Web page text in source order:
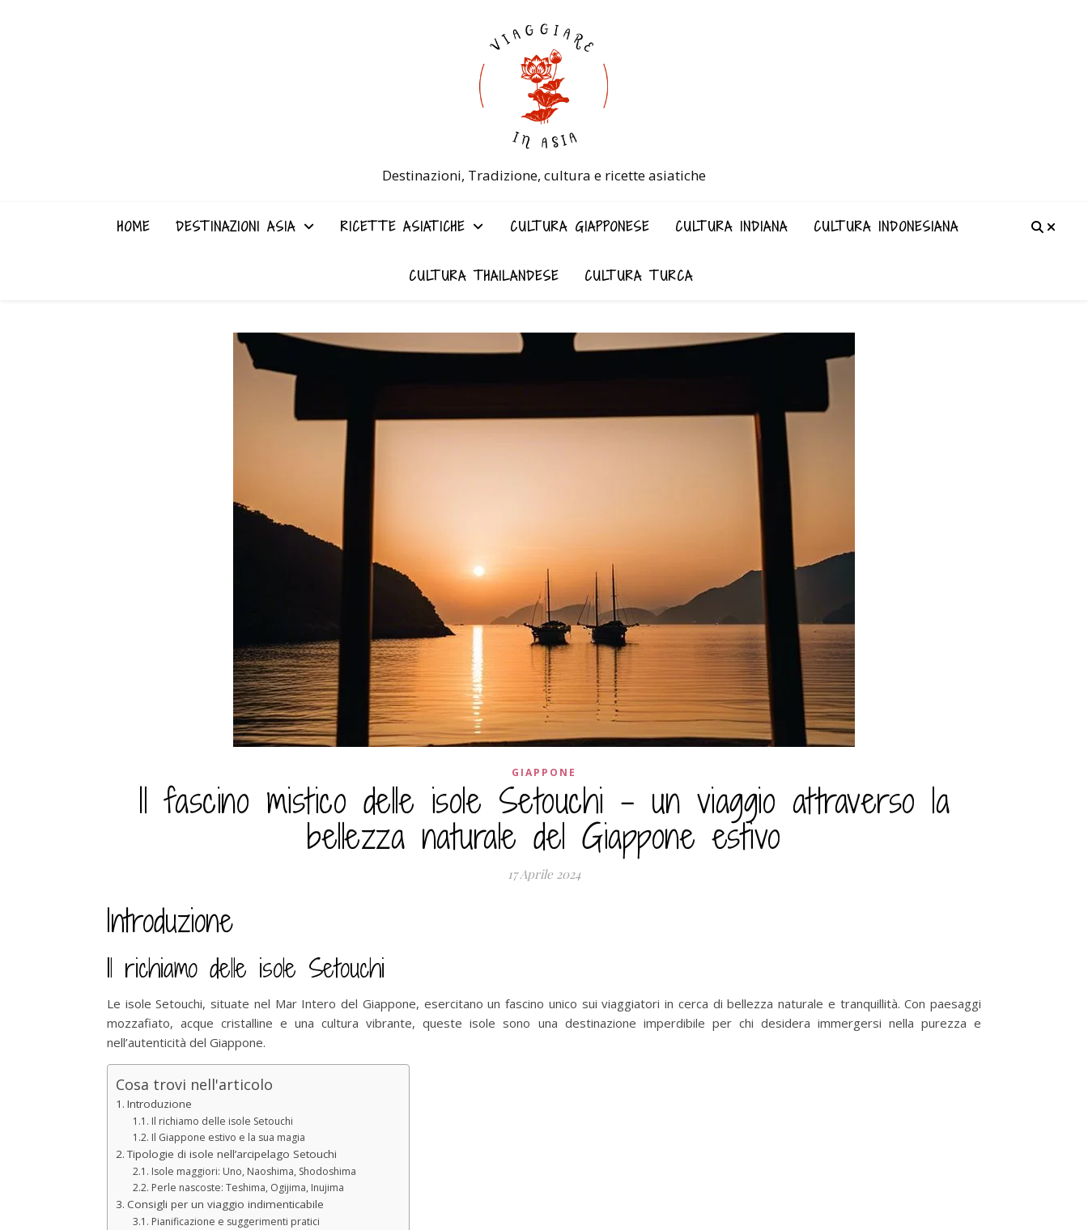
Destinazioni, Tradizione, cultura e ricette asiatiche
HOME DESTINAZIONI ASIA RICETTE ASIATICHE CULTURA GIAPPONESE CULTURA INDIANA CULTURA INDONESIANA
CULTURA THAILANDESE CULTURA TURCA
GIAPPONE
Il fascino mistico delle isole Setouchi – un viaggio attraverso la
bellezza naturale del Giappone estivo
17 Aprile 2024
Introduzione
Il richiamo delle isole Setouchi
Le isole Setouchi, situate nel Mar Intero del Giappone, esercitano un fascino unico sui viaggiatori in cerca di bellezza naturale e tranquillità. Con paesaggi
mozzafiato, acque cristalline e una cultura vibrante, queste isole sono una destinazione imperdibile per chi desidera immergersi nella purezza e
nell’autenticità del Giappone.
Cosa trovi nell'articolo
Introduzione
Il richiamo delle isole Setouchi
Il Giappone estivo e la sua magia
Tipologie di isole nell’arcipelago Setouchi
Isole maggiori: Uno, Naoshima, Shodoshima
Perle nascoste: Teshima, Ogijima, Inujima
Consigli per un viaggio indimenticabile
Pianificazione e suggerimenti pratici